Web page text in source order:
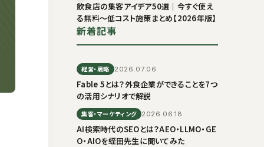
飲食店の集客アイデア50選｜今すぐ使え
る無料〜低コスト施策まとめ【2026年版】
新着記事
経営・戦略 2026.07.06
Fable 5とは？外食企業ができることを7つ
の活用シナリオで解説
集客・マーケティング 2026.06.18
AI検索時代のSEOとは？AEO・LLMO・GE
O・AIOを蛭田先生に聞いてみた